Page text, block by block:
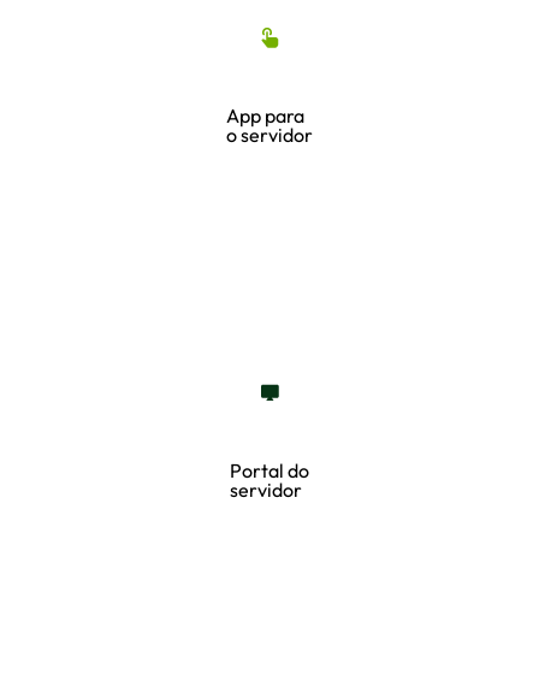
App para
o servidor
Portal do
servidor